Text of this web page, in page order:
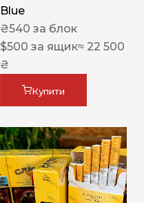
Blue
₴540 за блок
$500 за ящик≈ 22 500
₴
Купити